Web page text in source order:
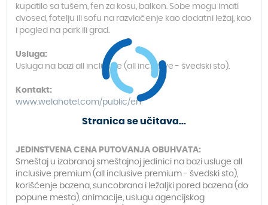
kupatilo sa tušem, fen za kosu, balkon. Sobe mogu imati
dvosed, fotelju ili sofu na razvlačenje kao dodatni ležaj, kao
i pogled na park ili grad.
Usluga:
Usluga na bazi all inclusive (all inclusive - švedski sto).
Kontakt:
www.welahotel.com/public/en
JEDINSTVENA CENA PUTOVANJA OBUHVATA:
Smeštaj u izabranoj smeštajnoj jedinici na bazi usluge all
inclusive premium (all inclusive premium - švedski sto),
korišćenje bazena, suncobrana i ležaljki pored bazena (do
popune mesta), animacije, uslugu agencijskog
Stranica se učitava...